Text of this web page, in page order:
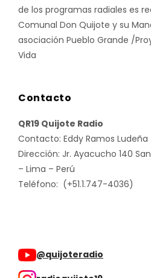
de los programas radiales es
Comunal Don Quijote y su
asociación Pueblo Grande /
Vida
Contacto
QR19 Quijote Radio
Contacto: Eddy Ramos Ludeña
Dirección: Jr. Ayacucho 140
– Lima – Perú
Teléfono: (+51.1.747-4036)
@quijoteradio